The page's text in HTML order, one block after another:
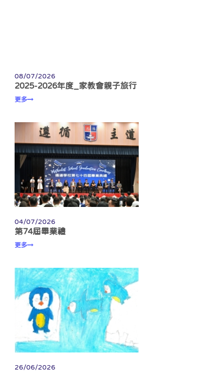
08/07/2026
2025-2026年度_家教會親子旅行
更多
04/07/2026
第74屆畢業禮
更多
26/06/2026